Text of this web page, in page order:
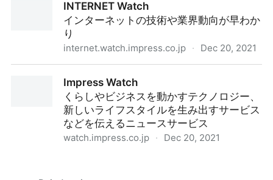
INTERNET Watch
インターネットの技術や業界動向が早わか
り
internet.watch.impress.co.jp · Dec 20, 2021
Impress Watch
くらしやビジネスを動かすテクノロジー、
新しいライフスタイルを生み出すサービス
などを伝えるニュースサービス
watch.impress.co.jp · Dec 20, 2021